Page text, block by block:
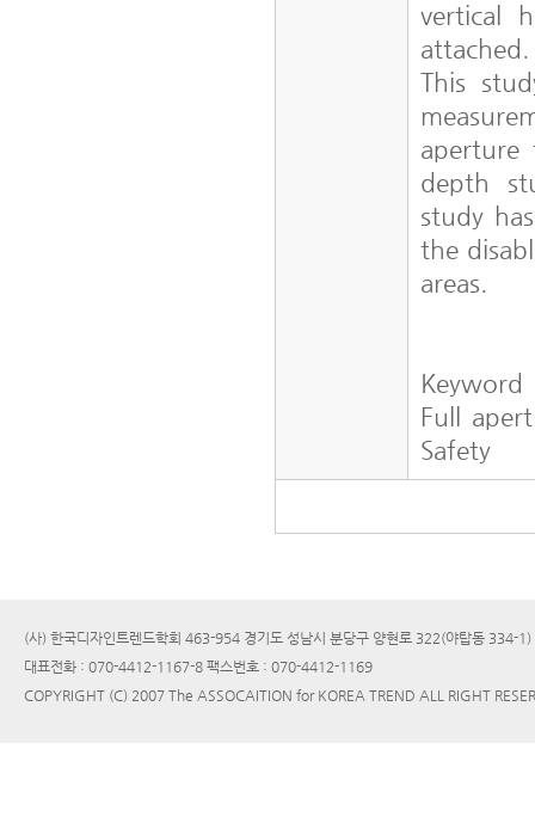
vertical
attached.
This
aperture
depth
study
the
areas.
Keyword
Full
Safety
(사) 한국디자인트렌드학회 463-954 경기도 성남시 분당구 양현로 322(야탑동 334-
대표전화 : 070-4412-1167-8 팩스번호 : 070-4412-1169
COPYRIGHT (C) 2007 The ASSOCAITION for KOREA TREND ALL RIGHT